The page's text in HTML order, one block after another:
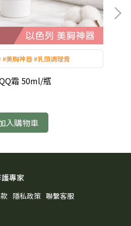
#美胸神器 #乳頭調理膏
霜 50ml/瓶
入購物車
專家
隱私政策 聯繫客服